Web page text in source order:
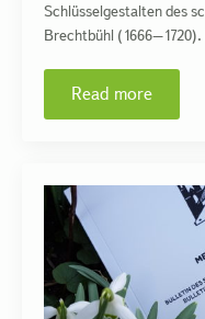
Schlüsselgestalten des
Brechtbühl
Read more